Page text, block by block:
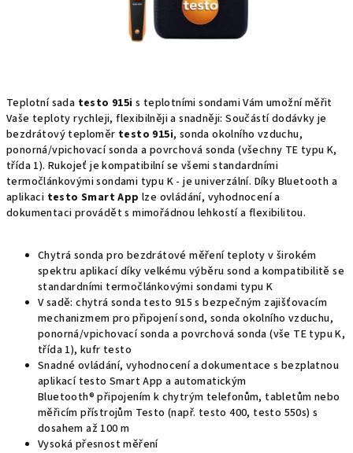
Teplotní sada testo 915i s teplotními sondami Vám umožní měřit
Vaše teploty rychleji, flexibilněji a snadněji: Součástí dodávky je
bezdrátový teploměr testo 915i, sonda okolního vzduchu,
ponorná/vpichovací sonda a povrchová sonda (všechny TE typu K,
třída 1). Rukojeť je kompatibilní se všemi standardními
termočlánkovými sondami typu K - je univerzální. Díky Bluetooth a
aplikaci testo Smart App lze ovládání, vyhodnocení a
dokumentaci provádět s mimořádnou lehkostí a flexibilitou.
Chytrá sonda pro bezdrátové měření teploty v širokém
spektru aplikací díky velkému výběru sond a kompatibilitě se
standardními termočlánkovými sondami typu K
V sadě: chytrá sonda testo 915 s bezpečným zajišťovacím
mechanizmem pro připojení sond, sonda okolního vzduchu,
ponorná/vpichovací sonda a povrchová sonda (vše TE typu K,
třída 1), kufr testo
Snadné ovládání, vyhodnocení a dokumentace s bezplatnou
aplikací testo Smart App a automatickým
Bluetooth® připojením k chytrým telefonům, tabletům nebo
měřicím přístrojům Testo (např. testo 400, testo 550s) s
dosahem až 100 m
Vysoká přesnost měření